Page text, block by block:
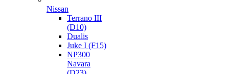
Nissan
Terrano III
(D10)
Dualis
Juke I (F15)
NP300
Navara